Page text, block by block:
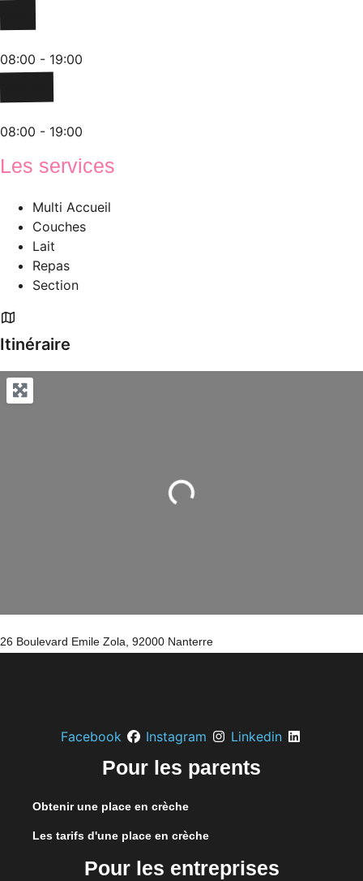
08:00 - 19:00
08:00 - 19:00
Les services
Multi Accueil
Couches
Lait
Repas
Section
Itinéraire
Chargement...
26 Boulevard Emile Zola, 92000 Nanterre
Facebook Instagram Linkedin
Pour les parents
Obtenir une place en crèche
Les tarifs d'une place en crèche
Pour les entreprises